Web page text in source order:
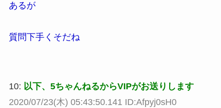
あるが
質問下手くそだね
10: 以下、5ちゃんねるからVIPがお送りします
2020/07/23(木) 05:43:50.141 ID:Afpyj0sH0